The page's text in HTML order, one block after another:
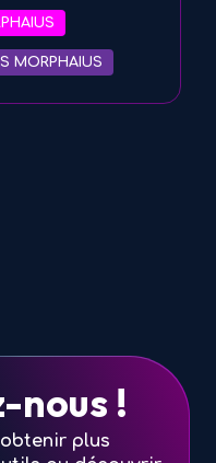
MORPHAIUS
nous !
plus